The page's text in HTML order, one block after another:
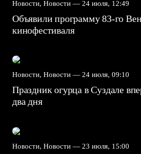
Новости, Новости — 24 июля, 12:49
Объявили программу 83-го
кинофестиваля
Новости, Новости — 24 июля, 09:10
Праздник огурца в Суздале
два дня
Новости, Новости — 23 июля, 15:00